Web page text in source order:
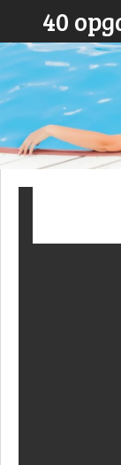
direct
naar
de
hoofdinhoud
40